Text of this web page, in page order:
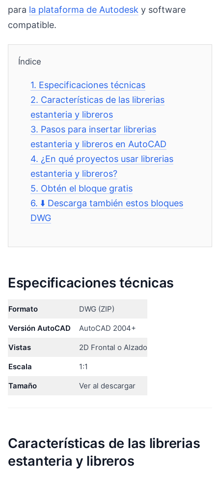
para la plataforma de Autodesk y software
compatible.
Índice
1. Especificaciones técnicas
2. Características de las librerias
estanteria y libreros
3. Pasos para insertar librerias
estanteria y libreros en AutoCAD
4. ¿En qué proyectos usar librerias
estanteria y libreros?
5. Obtén el bloque gratis
6. ⬇️ Descarga también estos bloques
DWG
Especificaciones técnicas
Formato DWG (ZIP)
Versión AutoCAD AutoCAD 2004+
Vistas 2D Frontal o Alzado
Escala 1:1
Tamaño Ver al descargar
Características de las librerias
estanteria y libreros